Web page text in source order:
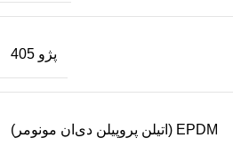
پژو 405
EPDM (اتیلن پروپیلن دی‌ان مونومر)